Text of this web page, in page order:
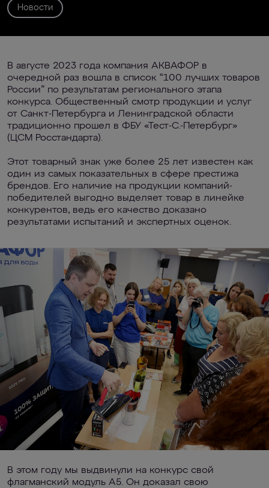
Новости
В августе 2023 года компания АКВАФОР в
очередной раз вошла в список “100 лучших товаров
России” по результатам регионального этапа
конкурса. Общественный смотр продукции и услуг
от Санкт-Петербурга и Ленинградской области
традиционно прошел в ФБУ «Тест-С.-Петербург»
(ЦСМ Росстандарта).
Этот товарный знак уже более 25 лет известен как
один из самых показательных в сфере престижа
брендов. Его наличие на продукции компаний-
победителей выгодно выделяет товар в линейке
конкурентов, ведь его качество доказано
результатами испытаний и экспертных оценок.
В этом году мы выдвинули на конкурс свой
флагманский модуль А5. Он доказал свою